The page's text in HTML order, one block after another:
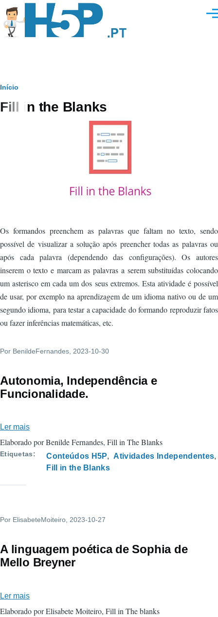
Passar para o conteúdo principal
Navegação
estrutural
Início
Fill in the Blanks
Os formandos preenchem as palavras que faltam no texto, sendo
possível de visualizar a solução após preencher todas as palavras ou
após cada palavra (dependendo das configurações). Os autores
inserem o texto e marcam as palavras a serem substituídas colocando
um asterisco em cada um dos seus extremos. Esta atividade é possível
de usar, por exemplo na aprendizagem de um idioma nativo ou de um
segundo idioma, para testar a capacidade do formando reproduzir fatos
ou fazer inferências matemáticas, etc.
Por BenildeFernandes , 2023-10-30
Autonomia, Independência e
Funcionalidade.
Ler mais
Autonomia,
Independência
Elaborado por Benilde Fernandes, Fill in The Blanks
Etiquetas Conteúdos H5P
Atividades Independentes
Fill in the Blanks
Por ElisabeteMoiteiro, 2023-10-27
A linguagem poética de Sophia de
Mello Breyner
Ler mais
A
Elaborado por Elisabete Moiteiro, Fill in The blanks